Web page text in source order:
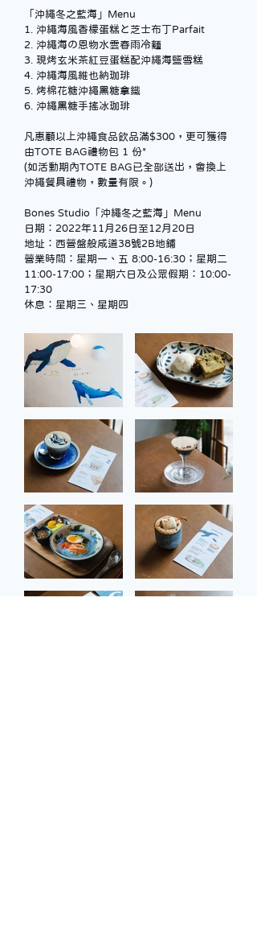
「沖繩冬之藍海」Menu
1. 沖繩海風香檬蛋糕と芝士布丁Parfait
2. 沖繩海の恩物水雲春雨冷麵
3. 現烤玄米茶紅豆蛋糕配沖繩海鹽雪糕
4. 沖繩海風維也納珈琲
5. 烤棉花糖沖繩黑糖拿鐵
6. 沖繩黑糖手搖冰珈琲
凡惠顧以上沖繩食品飲品滿$300，更可獲得
由TOTE BAG禮物包 1 份*
(如活動期內TOTE BAG已全部送出，會換上
沖繩餐具禮物，數量有限。)
Bones Studio「沖繩冬之藍海」Menu
日期：2022年11月26日至12月20日
地址：西營盤般咸道38號2B地鋪
營業時間：星期一、五 8:00-16:30；星期二
11:00-17:00；星期六日及公眾假期：10:00-
17:30
休息：星期三、星期四